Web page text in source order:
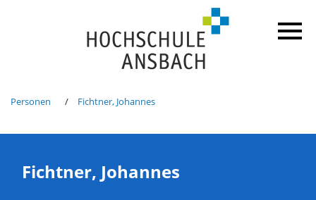
Personen Fichtner, Johannes
Fichtner, Johannes